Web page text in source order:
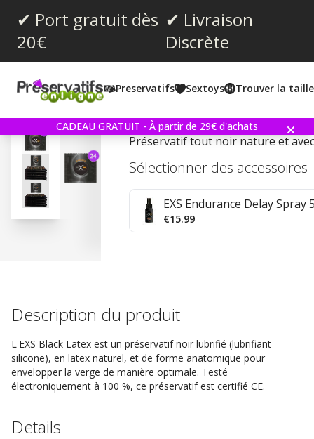
✔ Port gratuit dès
20€
✔ Livraison
Discrète
Preservatifs Sextoys Trouver la
CADEAU GRATUIT - À partir de 29€ d'achats
Commentaires (1)
EXS Black Latex 24
Préservatif tout noir nature et
Sélectionner des accessoires
EXS Endurance Delay Spray
€15.99
Description du produit
L'EXS Black Latex est un préservatif noir lubrifié (lubrifiant
silicone), en latex naturel, et de forme anatomique pour
envelopper la verge de manière optimale. Testé
électroniquement à 100 %, ce préservatif est certifié CE.
Details